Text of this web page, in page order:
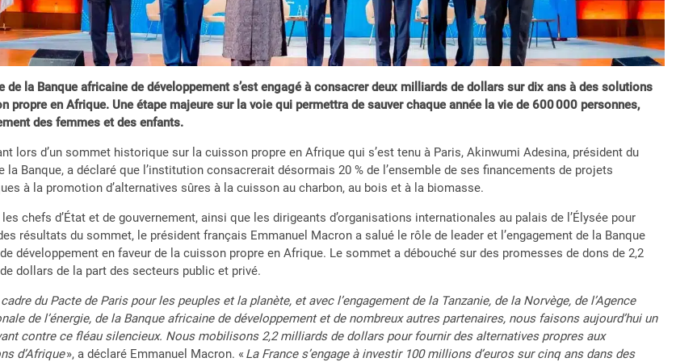
de la Banque africaine de développement s’est engagé à consacrer deux milliards de dollars sur dix ans à des solutions
propre en Afrique. Une étape majeure sur la voie qui permettra de sauver chaque année la vie de 600 000 personnes,
des femmes et des enfants.
lors d’un sommet historique sur la cuisson propre en Afrique qui s’est tenu à Paris, Akinwumi Adesina, président du
la Banque, a déclaré que l’institution consacrerait désormais 20 % de l’ensemble de ses financements de projets
à la promotion d’alternatives sûres à la cuisson au charbon, au bois et à la biomasse.
les chefs d’État et de gouvernement, ainsi que les dirigeants d’organisations internationales au palais de l’Élysée pour
résultats du sommet, le président français Emmanuel Macron a salué le rôle de leader et l’engagement de la Banque
développement en faveur de la cuisson propre en Afrique. Le sommet a débouché sur des promesses de dons de 2,2
dollars de la part des secteurs public et privé.
du Pacte de Paris pour les peuples et la planète, et avec l’engagement de la Tanzanie, de la Norvège, de l’Agence
de l’énergie, de la Banque africaine de développement et de nombreux autres partenaires, nous faisons aujourd’hui un
contre ce fléau silencieux. Nous mobilisons 2,2 milliards de dollars pour fournir des alternatives propres aux
d’Afrique», a déclaré Emmanuel Macron. « La France s’engage à investir 100 millions d’euros sur cinq ans dans des